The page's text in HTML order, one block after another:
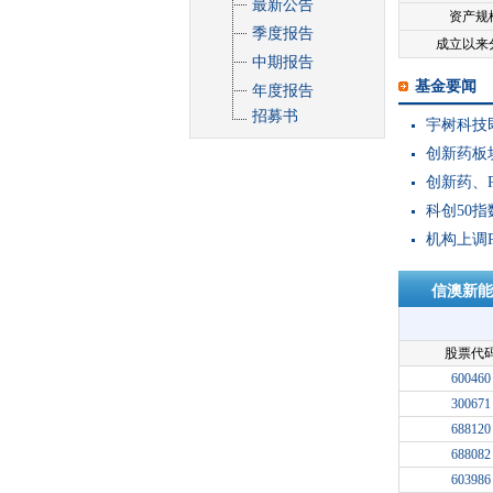
最新公告
季度报告
中期报告
年度报告
招募书
资产规
成立以来
基金要闻
宇树科技
创新药板
创新药、
科创50指
机构上调
信澳新
股票代
600460
300671
688120
688082
603986